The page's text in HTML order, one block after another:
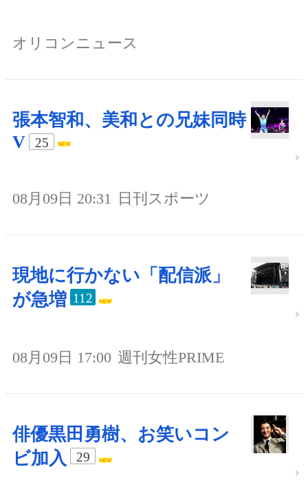
オリコンニュース
張本智和、美和との兄妹同時
V
25
08月09日 20:31 日刊スポーツ
現地に行かない「配信派」
が急増 112
08月09日 17:00 週刊女性PRIME
俳優黒田勇樹、お笑いコン
ビ加入
29